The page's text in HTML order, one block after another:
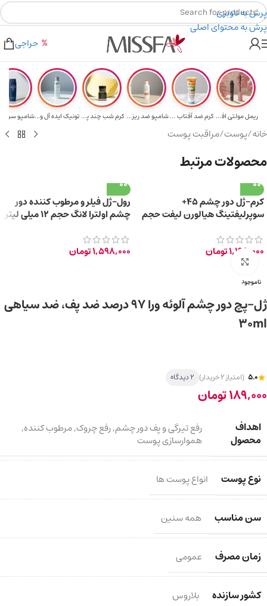
پرش به ناوبری
پرش به محتوای اصلی
۲٪ تخفیف روی سبد خرید برای روش کارت به کارت
هدیه برای خرید های بالای ۵ میلیون تومن
حراجی
ریمل مولتی افکت... کرم ضد آفتاب حا... شامپو ضد ریزش و... کرم شب چند پپتی... تونیک ایده آل و...
خانه/پوست/مراقبت پوست
محصولات مرتبط
کرم-ژل دور چشم 45+
سوپرلیفتینگ هیالورن لیفت حجم
1,198,000تومان
رول-ژل فیلر و مرطوب کننده دور
چشم اولترا لانگ حجم 12 میلی لیتر
1,598,000تومان
ناموجود
برای بزرگ‌نمایی کلیک کنید
ژل-پچ دور چشم آلوئه ورا ۹۷ درصد ضد پف، ضد سیاهی
30ml
5.0 (امتیاز 2 خریدار) 2 دیدگاه
189,000تومان
اهداف
محصول
رفع تیرگی و پف دور چشم,رفع چروک,مرطوب کننده,
هموارسازی پوست
نوع پوست انواع پوست ها
سن مناسب همه سنین
زمان مصرف عمومی
کشور سازنده بلاروس